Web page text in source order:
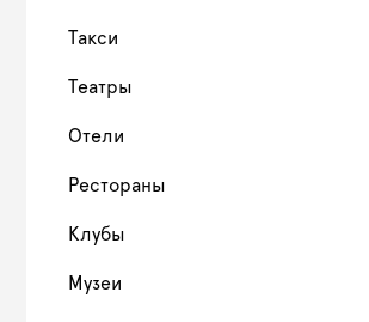
Такси
Театры
Отели
Рестораны
Клубы
Музеи